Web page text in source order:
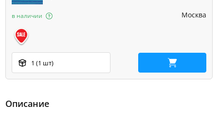
Москва
в наличии
1 (1 шт) В корзину
Описание